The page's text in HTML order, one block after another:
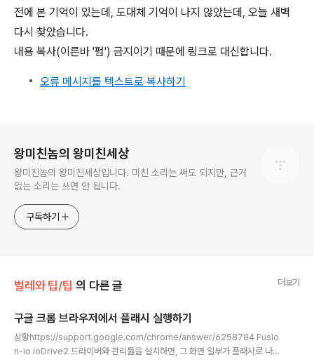
전에 본 기억이 있는데, 도대체 기억이 나지 않았는데, 오늘 새벽
다시 찾았습니다.
내용 복사(이른바 '펌') 금지이기 때문에 링크로 대신합니다.
오류 메시지를 텍스트로 복사하기
왕미친놈의 왕미친세상
왕미친놈의 왕미친세상입니다. 미친 소리는 써도 되지만, 근거
없는 소리는 쓰면 안 됩니다.
구독하기
벌레와 팁/팁 의 다른 글 더보기
구글 크롬 브라우저에서 플래시 실행하기
상황https://support.google.com/chrome/answer/6258784 Fusio
n-io ioDrive2 드라이버와 관리툴을 설치하면, 그 화면 일부가 플래시로 나옵